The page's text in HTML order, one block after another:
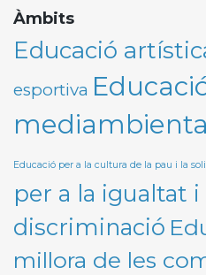
Àmbits
Educació
esportiva
Educació per a la cultura de la pau i la
per a la igualtat i
discriminació
millora de les